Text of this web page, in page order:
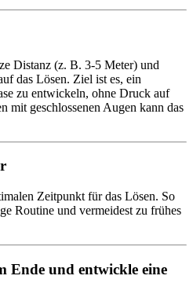
Distanz (z. B. 3-5 Meter) und
das Lösen. Ziel ist es, ein
zu entwickeln, ohne Druck auf
mit geschlossenen Augen kann das
Zeitpunkt für das Lösen. So
Routine und vermeidest zu frühes
Ende und entwickle eine